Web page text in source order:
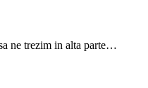
ne trezim in alta parte…